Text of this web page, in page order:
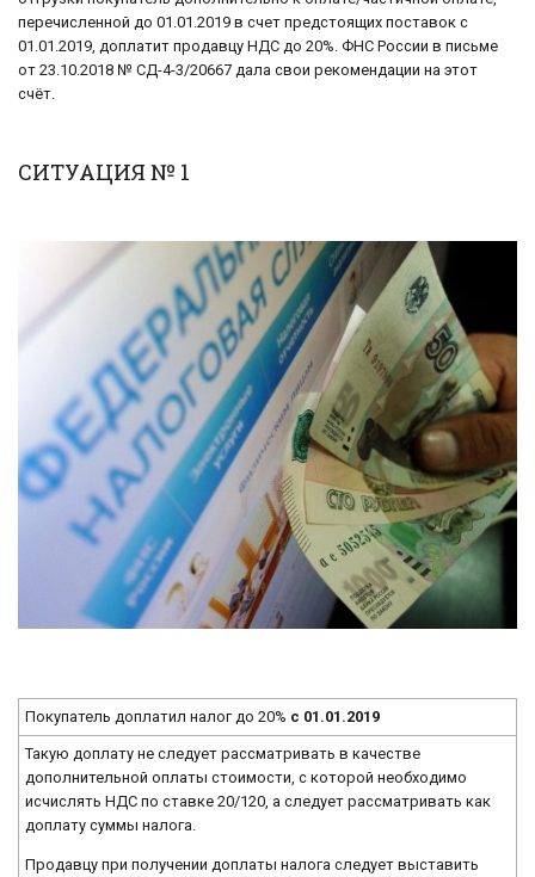
перечисленной до 01.01.2019 в счет предстоящих поставок с
01.01.2019, доплатит продавцу НДС до 20%. ФНС России в письме
от 23.10.2018 № СД-4-3/20667 дала свои рекомендации на этот
счёт.
СИТУАЦИЯ № 1
Покупатель доплатил налог до 20% с 01.01.2019
Такую доплату не следует рассматривать в качестве
дополнительной оплаты стоимости, с которой необходимо
исчислять НДС по ставке 20/120, а следует рассматривать как
доплату суммы налога.
Продавцу при получении доплаты налога следует выставить